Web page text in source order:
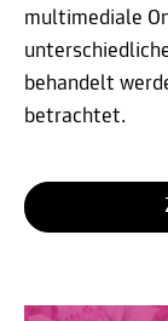
multimediale
behandelt
betrachtet.